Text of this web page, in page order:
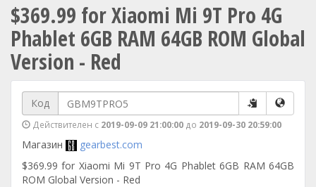
$369.99 for Xiaomi Mi 9T Pro 4G
Phablet 6GB RAM 64GB ROM Global
Version - Red
Код
Действителен с 2019-09-09 21:00:00 до 2019-09-30 20:59:00
Магазин
gearbest.com
$369.99 for Xiaomi Mi 9T Pro 4G Phablet 6GB RAM 64GB
ROM Global Version - Red